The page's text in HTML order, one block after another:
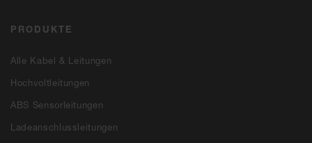
PRODUKTE
Alle Kabel & Leitungen
Hochvoltleitungen
ABS Sensorleitungen
Ladeanschlussleitungen